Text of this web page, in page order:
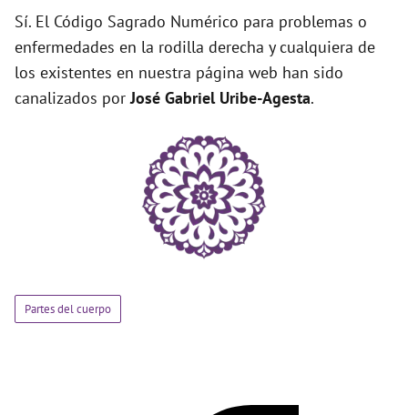
Sí. El Código Sagrado Numérico para problemas o
enfermedades en la rodilla derecha y cualquiera de
los existentes en nuestra página web han sido
canalizados porJosé Gabriel Uribe-Agesta.
Partes del cuerpo